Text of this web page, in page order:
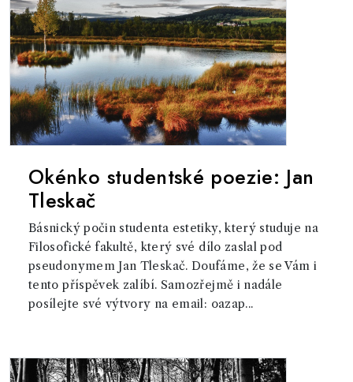
Okénko studentské poezie: Jan
Tleskač
Básnický počin studenta estetiky, který studuje na
Filosofické fakultě, který své dílo zaslal pod
pseudonymem Jan Tleskač. Doufáme, že se Vám i
tento příspěvek zalíbí. Samozřejmě i nadále
posílejte své výtvory na email: oazap...